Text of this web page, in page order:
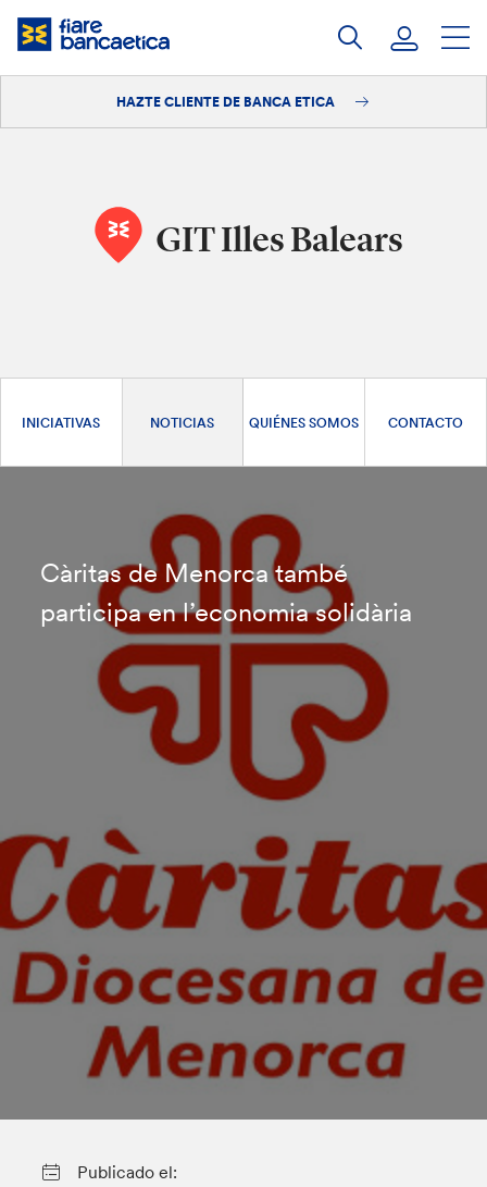
Saltar
HAZTE CLIENTE DE BANCA ETICA
GIT Illes Balears
INICIATIVAS NOTICIAS QUIÉNES SOMOS CONTACTO
Càritas de Menorca també
participa en l’economia solidària
Publicado el: